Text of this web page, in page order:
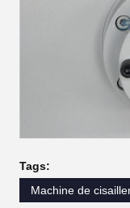
Tags:
Machine de